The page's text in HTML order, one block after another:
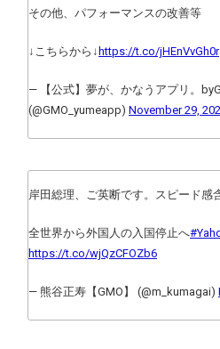
その他、パフォーマンスの改善等
↓こちらから↓ https://t.co/jHEnVvGh0r
— 【公式】夢が、かなうアプリ。
(@GMO_yumeapp) November 29,
岸田総理、ご英断です。スピード感
全世界から外国人の入国停止へ
https://t.co/wjQzCFOZb6
— 熊谷正寿【GMO】 (@m_kumagai)